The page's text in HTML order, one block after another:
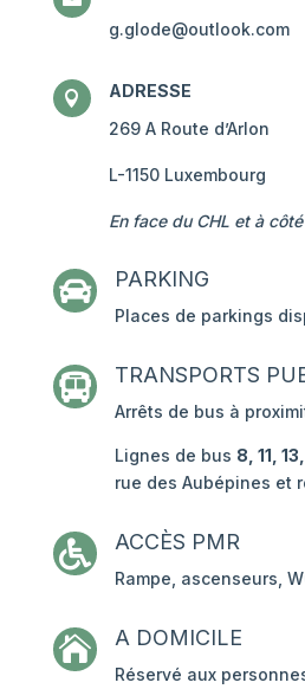
g.glode@outlook.com

ADRESSE
269 A Route d’Arlon
L-1150 Luxembourg
En face du CHL et à
 PARKING
Places de parkings
 TRANSPORTS
Arrêts de bus à
Lignes de bus 8, 11,
rue des Aubépines et
 ACCÈS PMR
Rampe, ascenseurs,
 A DOMICILE
Réservé aux